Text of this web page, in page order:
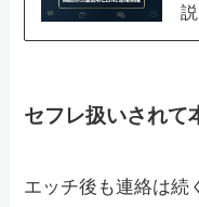
説
セフレ扱いされて
エッチ後も連絡は続